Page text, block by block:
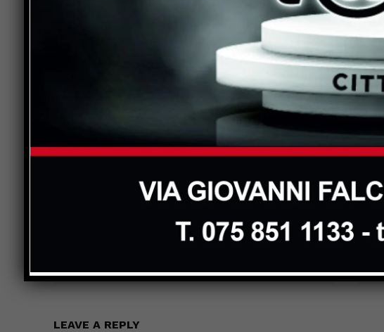
Teobaldelli 63, Volpi
, Prof.ssa Eva Bambagiotti, si
Personale Docente per gli ottimi risultati,
delle prove d’esame, al vaglio di commissari
ragazzi del Plinio, che hanno saputo affrontare
le
giusto metodo di studio; del resto è, questa, una
liceale fornisce agli studenti: saper affrontare il
metterle in campo.
LEAVE A REPLY